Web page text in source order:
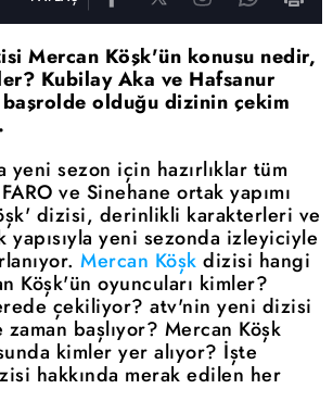
Mercan Köşk'ün konusu nedir,
Kubilay Aka ve Hafsanur
başrolde olduğu dizinin çekim
yeni sezon için hazırlıklar tüm
ve Sinehane ortak yapımı
dizisi, derinlikli karakterleri ve
yapısıyla yeni sezonda izleyiciyle
Mercan Köşk dizisi hangi
Köşk'ün oyuncuları kimler?
çekiliyor? atv'nin yeni dizisi
başlıyor? Mercan Köşk
kimler yer alıyor? İşte
hakkında merak edilen her